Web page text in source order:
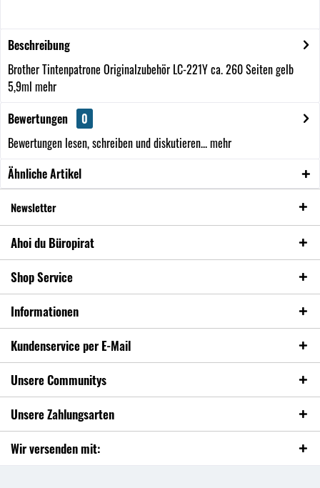
Beschreibung
Brother Tintenpatrone Originalzubehör LC-221Y ca. 260 Seiten gelb
5,9ml mehr
Bewertungen
0
Bewertungen lesen, schreiben und diskutieren...mehr
Ähnliche Artikel
Newsletter
Ahoi du Büropirat
Shop Service
Informationen
Kundenservice per E-Mail
Unsere Communitys
Unsere Zahlungsarten
Wir versenden mit: